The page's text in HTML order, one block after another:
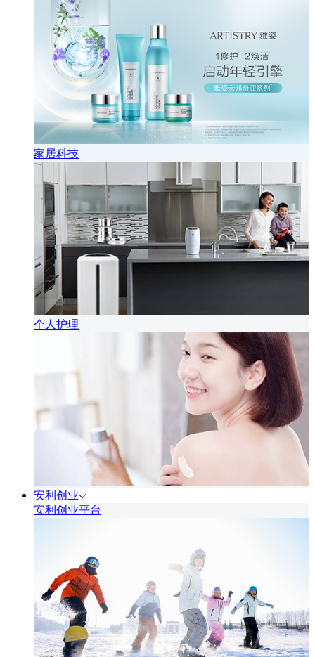
家居科技
个人护理
安利创业
安利创业平台